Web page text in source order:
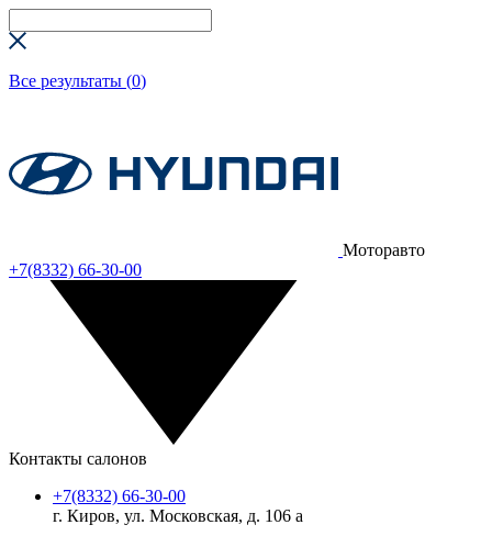
Все результаты (0)
Моторавто
+7(8332) 66-30-00
Контакты салонов
+7(8332) 66-30-00
г. Киров, ул. Московская, д. 106 а